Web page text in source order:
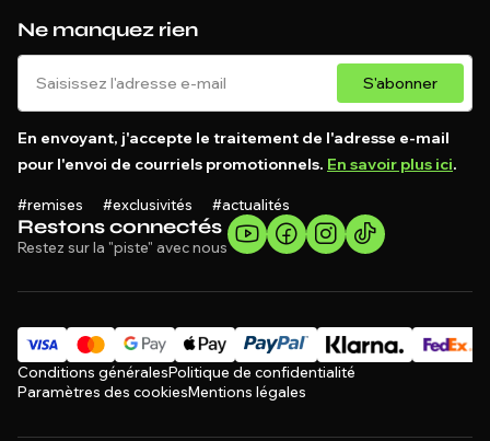
Restons connectés
Restez sur la "piste" avec nous
Ne manquez rien
S'abonner
En envoyant, j'accepte le traitement de l'adresse e-mail
pour l'envoi de courriels promotionnels. En savoir plus ici.
#remises #exclusivités #actualités
Conditions généralesPolitique de confidentialité
Paramètres des cookiesMentions légales